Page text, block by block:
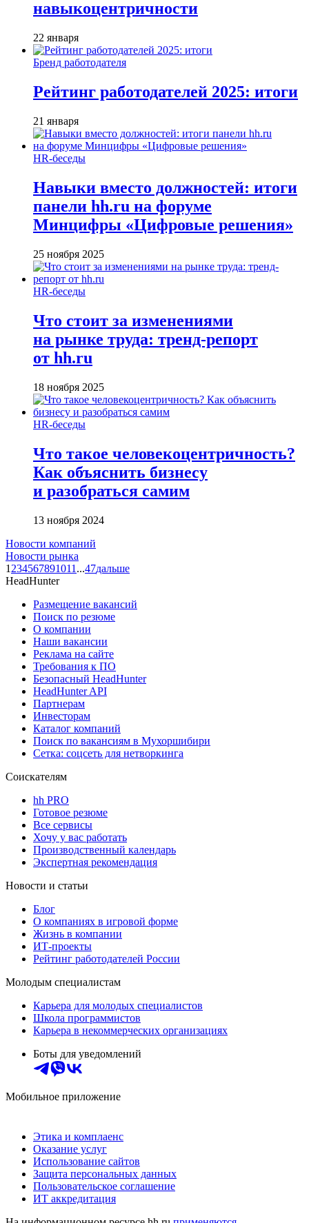
навыкоцентричности
22 января
Бренд работодателя
Рейтинг работодателей 2025: итоги
21 января
HR-беседы
Навыки вместо должностей: итоги
панели hh.ru на форуме
Минцифры «Цифровые решения»
25 ноября 2025
HR-беседы
Что стоит за изменениями
на рынке труда: тренд-репорт
от hh.ru
18 ноября 2025
HR-беседы
Что такое человеко­центричность?
Как объяснить бизнесу
и разобраться самим
13 ноября 2024
Новости компаний
Новости рынка
1 234567891011 ...47дальше
HeadHunter
Размещение вакансий
Поиск по резюме
О компании
Наши вакансии
Реклама на сайте
Требования к ПО
Безопасный HeadHunter
HeadHunter API
Партнерам
Инвесторам
Каталог компаний
Поиск по вакансиям в Мухоршибири
Сетка: соцсеть для нетворкинга
Соискателям
hh PRO
Готовое резюме
Все сервисы
Хочу у вас работать
Производственный календарь
Экспертная рекомендация
Новости и статьи
Блог
О компаниях в игровой форме
Жизнь в компании
ИТ-проекты
Рейтинг работодателей России
Молодым специалистам
Карьера для молодых специалистов
Школа программистов
Карьера в некоммерческих организациях
Боты для уведомлений
Мобильное приложение
Этика и комплаенс
Оказание услуг
Использование сайтов
Защита персональных данных
Пользовательское соглашение
ИТ аккредитация